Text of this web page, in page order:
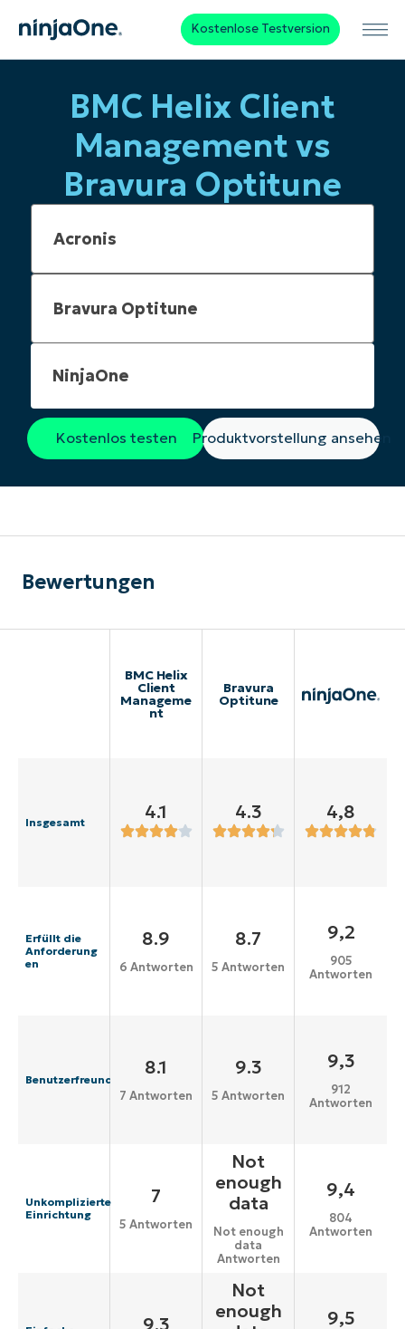
Kostenlose Testversion
BMC Helix Client
Management vs
Bravura Optitune
NinjaOne
Kostenlos testen Produktvorstellung ansehen
Bewertungen
BMC Helix
Client
Manageme
nt
Bravura
Optitune
Insgesamt 4.1 4.3 4,8
Erfüllt die
Anforderung
en
8.9
6 Antworten
8.7
5 Antworten
9,2
905
Antworten
Benutzerfreundlichkeit
8.1
7 Antworten
9.3
5 Antworten
9,3
912
Antworten
Unkomplizierte
Einrichtung
7
5 Antworten
Not
enough
data
Not enough
data
Antworten
9,4
804
Antworten
Not
enough
9,5